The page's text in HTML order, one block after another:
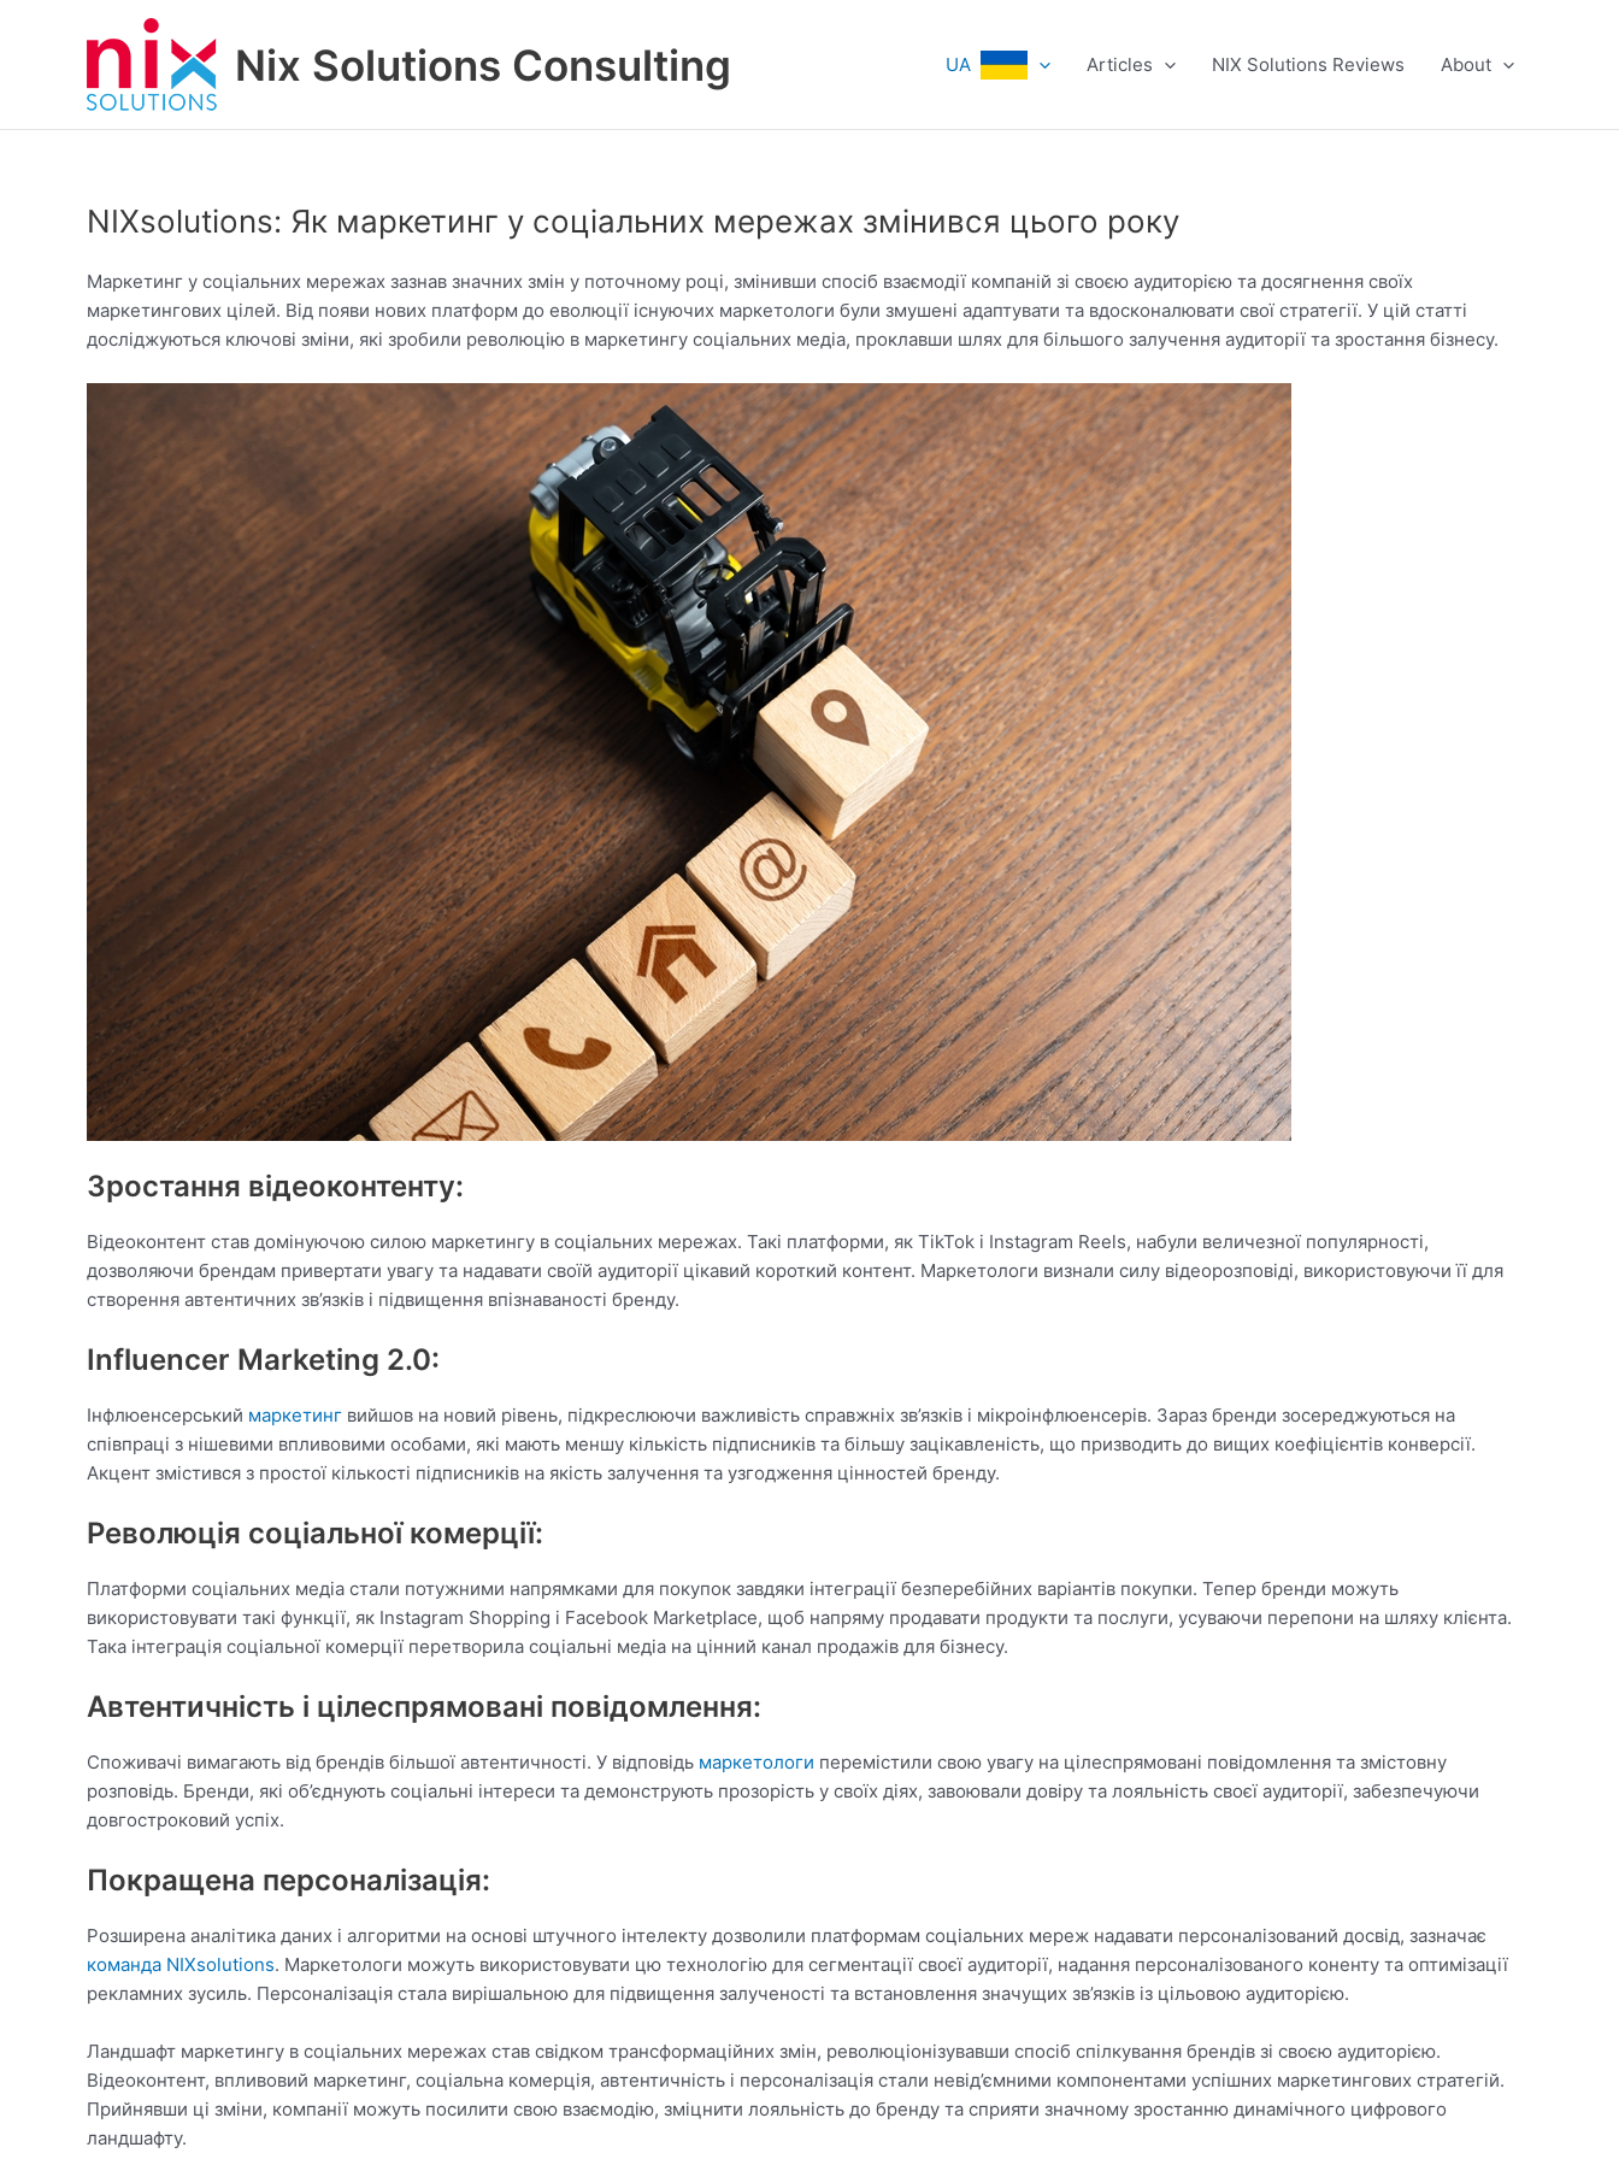
Nix Solutions Consulting UA Articles NIX Solutions Reviews About
NIXsolutions: Як маркетинг у соціальних мережах змінився цього року
Маркетинг у соціальних мережах зазнав значних змін у поточному році, змінивши спосіб взаємодії компаній зі своєю аудиторією та досягнення своїх
маркетингових цілей. Від появи нових платформ до еволюції існуючих маркетологи були змушені адаптувати та вдосконалювати свої стратегії. У цій статті
досліджуються ключові зміни, які зробили революцію в маркетингу соціальних медіа, проклавши шлях для більшого залучення аудиторії та зростання бізнесу.
Зростання відеоконтенту:
Відеоконтент став домінуючою силою маркетингу в соціальних мережах. Такі платформи, як TikTok і Instagram Reels, набули величезної популярності,
дозволяючи брендам привертати увагу та надавати своїй аудиторії цікавий короткий контент. Маркетологи визнали силу відеорозповіді, використовуючи її для
створення автентичних зв’язків і підвищення впізнаваності бренду.
Influencer Marketing 2.0:
Інфлюенсерський маркетинг вийшов на новий рівень, підкреслюючи важливість справжніх зв’язків і мікроінфлюенсерів. Зараз бренди зосереджуються на
співпраці з нішевими впливовими особами, які мають меншу кількість підписників та більшу зацікавленість, що призводить до вищих коефіцієнтів конверсії.
Акцент змістився з простої кількості підписників на якість залучення та узгодження цінностей бренду.
Революція соціальної комерції:
Платформи соціальних медіа стали потужними напрямками для покупок завдяки інтеграції безперебійних варіантів покупки. Тепер бренди можуть
використовувати такі функції, як Instagram Shopping і Facebook Marketplace, щоб напряму продавати продукти та послуги, усуваючи перепони на шляху клієнта.
Така інтеграція соціальної комерції перетворила соціальні медіа на цінний канал продажів для бізнесу.
Автентичність і цілеспрямовані повідомлення:
Споживачі вимагають від брендів більшої автентичності. У відповідь маркетологи перемістили свою увагу на цілеспрямовані повідомлення та змістовну
розповідь. Бренди, які об’єднують соціальні інтереси та демонструють прозорість у своїх діях, завоювали довіру та лояльність своєї аудиторії, забезпечуючи
довгостроковий успіх.
Покращена персоналізація:
Розширена аналітика даних і алгоритми на основі штучного інтелекту дозволили платформам соціальних мереж надавати персоналізований досвід, зазначає
команда NIXsolutions. Маркетологи можуть використовувати цю технологію для сегментації своєї аудиторії, надання персоналізованого коненту та оптимізації
рекламних зусиль. Персоналізація стала вирішальною для підвищення залученості та встановлення значущих зв’язків із цільовою аудиторією.
Ландшафт маркетингу в соціальних мережах став свідком трансформаційних змін, революціонізувавши спосіб спілкування брендів зі своєю аудиторією.
Відеоконтент, впливовий маркетинг, соціальна комерція, автентичність і персоналізація стали невід’ємними компонентами успішних маркетингових стратегій.
Прийнявши ці зміни, компанії можуть посилити свою взаємодію, зміцнити лояльність до бренду та сприяти значному зростанню динамічного цифрового
ландшафту.